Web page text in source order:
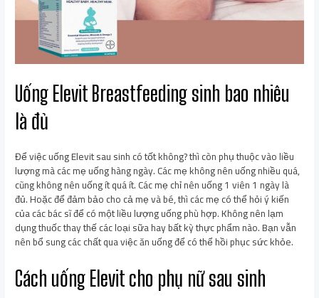
Uống Elevit Breastfeeding sinh bao nhiêu
là đủ
Để việc uống Elevit sau sinh có tốt không? thì còn phụ thuộc vào liều
lượng mà các mẹ uống hàng ngày. Các mẹ không nên uống nhiều quá,
cũng không nên uống ít quá ít. Các mẹ chỉ nên uống 1 viên 1 ngày là
đủ. Hoặc để đảm bảo cho cả mẹ và bé, thì các mẹ có thể hỏi ý kiến
của các bác sĩ để có một liều lượng uống phù hợp. Không nên lạm
dụng thuốc thay thế các loại sữa hay bất kỳ thực phẩm nào. Bạn vẫn
nên bổ sung các chất qua việc ăn uống để có thể hồi phục sức khỏe.
Cách uống Elevit cho phụ nữ sau sinh